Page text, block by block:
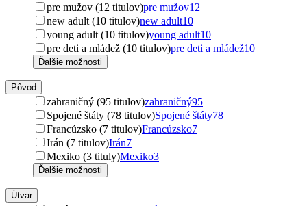
pre mužov (12 titulov)pre mužov12
new adult (10 titulov)new adult10
young adult (10 titulov)young adult10
pre deti a mládež (10 titulov)pre deti a mládež10
Ďalšie možnosti
Pôvod
zahraničný (95 titulov)zahraničný95
Spojené štáty (78 titulov)Spojené štáty78
Francúzsko (7 titulov)Francúzsko7
Irán (7 titulov)Irán7
Mexiko (3 tituly)Mexiko3
Ďalšie možnosti
Útvar